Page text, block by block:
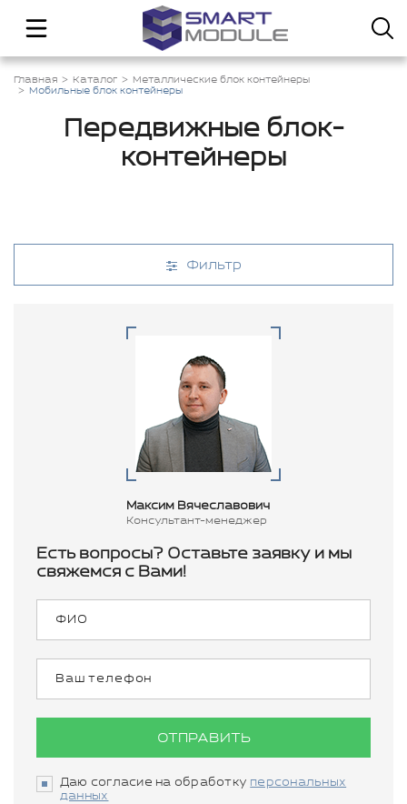
Главная Каталог
Металлические блок контейнеры
Мобильные блок контейнеры
Передвижные блок-
контейнеры
Фильтр
Максим Вячеславович
Консультант-менеджер
Есть вопросы? Оставьте заявку и мы
свяжемся с Вами!
ОТПРАВИТЬ
Даю согласие на обработку персональных
данных